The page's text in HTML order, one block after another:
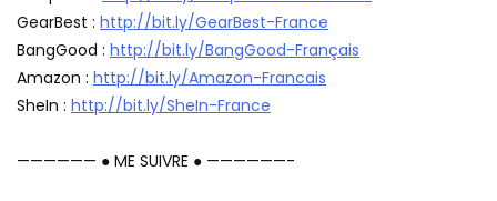
GearBest : http://bit.ly/GearBest-France
BangGood : http://bit.ly/BangGood-Français
Amazon : http://bit.ly/Amazon-Francais
SheIn : http://bit.ly/SheIn-France
—————— ● ME SUIVRE ● ——————-